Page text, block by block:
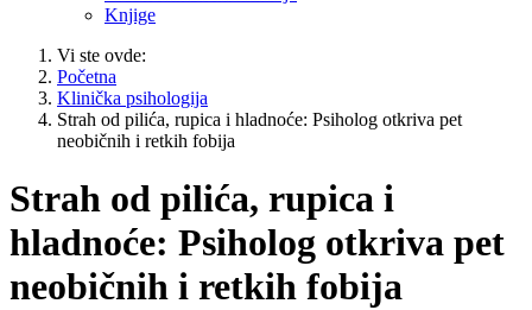
Knjige
Vi ste ovde:
Početna
Klinička psihologija
Strah od pilića, rupica i hladnoće: Psiholog otkriva pet
neobičnih i retkih fobija
Strah od pilića, rupica i
hladnoće: Psiholog otkriva pet
neobičnih i retkih fobija